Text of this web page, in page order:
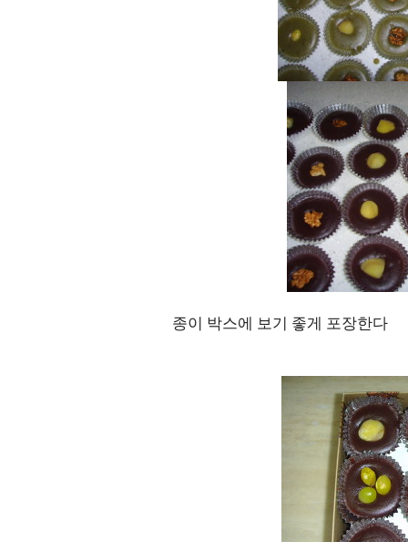
종이 박스에 보기 좋게 포장한다